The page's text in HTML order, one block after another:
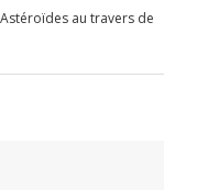
Astéroïdes au travers de